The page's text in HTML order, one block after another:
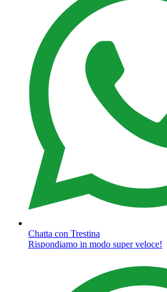
Chatta con Trestina
Rispondiamo in modo super veloce!